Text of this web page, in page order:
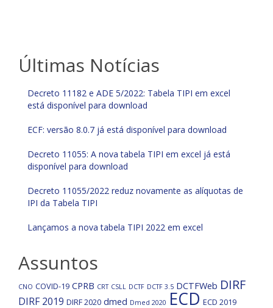
Últimas Notícias
Decreto 11182 e ADE 5/2022: Tabela TIPI em excel
está disponível para download
ECF: versão 8.0.7 já está disponível para download
Decreto 11055: A nova tabela TIPI em excel já está
disponível para download
Decreto 11055/2022 reduz novamente as alíquotas de
IPI da Tabela TIPI
Lançamos a nova tabela TIPI 2022 em excel
Assuntos
CNO COVID-19 CPRB CRT CSLL DCTF DCTF 3.5 DCTFWeb DIRF
DIRF 2019 DIRF 2020 dmed Dmed 2020 ECD ECD 2019